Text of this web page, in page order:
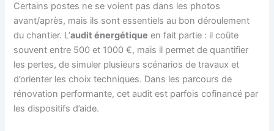
Certains postes ne se voient pas dans les photos
avant/après, mais ils sont essentiels au bon déroulement
du chantier. L’audit énergétique en fait partie : il coûte
souvent entre 500 et 1000 €, mais il permet de quantifier
les pertes, de simuler plusieurs scénarios de travaux et
d’orienter les choix techniques. Dans les parcours de
rénovation performante, cet audit est parfois cofinancé par
les dispositifs d’aide.